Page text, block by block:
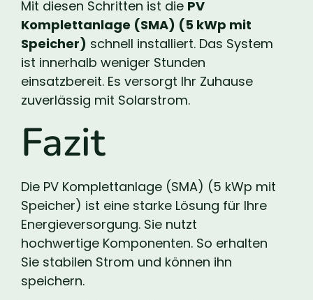
Mit diesen Schritten ist die PV
Komplettanlage (SMA) (5 kWp mit
Speicher) schnell installiert. Das System
ist innerhalb weniger Stunden
einsatzbereit. Es versorgt Ihr Zuhause
zuverlässig mit Solarstrom.
Fazit
Die PV Komplettanlage (SMA) (5 kWp mit
Speicher) ist eine starke Lösung für Ihre
Energieversorgung. Sie nutzt
hochwertige Komponenten. So erhalten
Sie stabilen Strom und können ihn
speichern.